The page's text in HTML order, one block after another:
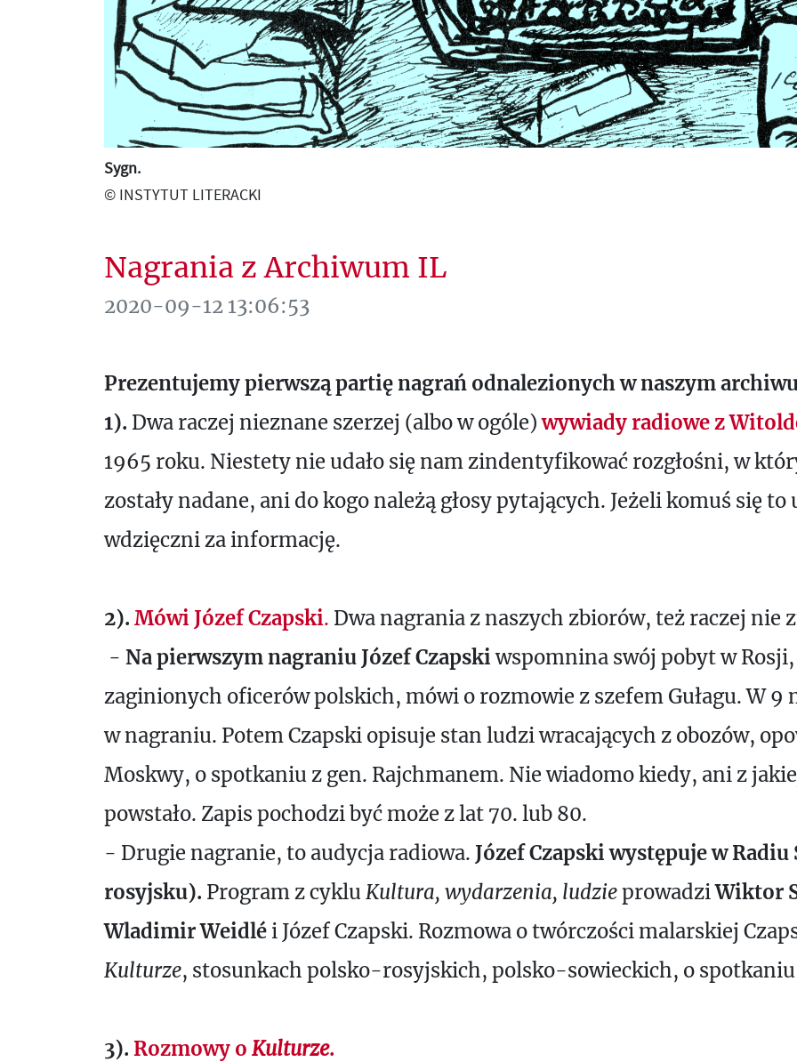
Sygn.
© INSTYTUT LITERACKI
Nagrania z Archiwum IL
2020-09-12 13:06:53
Prezentujemy pierwszą partię nagrań odnalezionych w naszym
1). Dwa raczej nieznane szerzej (albo w ogóle)wywiady radiowe z
1965 roku. Niestety nie udało się nam zindentyfikować rozgłośni, w
zostały nadane, ani do kogo należą głosy pytających. Jeżeli komuś się
wdzięczni za informację.
2). Mówi Józef Czapski. Dwa nagrania z naszych zbiorów, też raczej nie
- Na pierwszym nagraniu Józef Czapskiwspomnina swój pobyt w
zaginionych oficerów polskich, mówi o rozmowie z szefem Gułagu. W 9
w nagraniu. Potem Czapski opisuje stan ludzi wracających z obozów,
Moskwy, o spotkaniu z gen. Rajchmanem. Nie wiadomo kiedy, ani z
powstało. Zapis pochodzi być może z lat 70. lub 80.
- Drugie nagranie, to audycja radiowa. Józef Czapski występuje w Radiu
rosyjsku). Program z cyklu Kultura, wydarzenia, ludzieprowadziWiktor
Wladimir Weidlé i Józef Czapski. Rozmowa o twórczości malarskiej
Kulturze, stosunkach polsko-rosyjskich, polsko-sowieckich, o spotkaniu
3). Rozmowy o Kulturze.